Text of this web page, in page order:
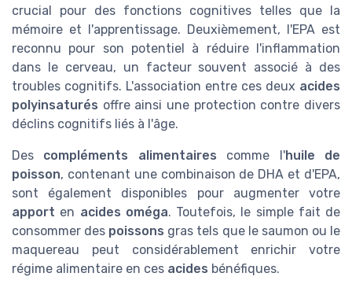
crucial pour des fonctions cognitives telles que la
mémoire et l'apprentissage. Deuxièmement, l'EPA est
reconnu pour son potentiel à réduire l'inflammation
dans le cerveau, un facteur souvent associé à des
troubles cognitifs. L'association entre ces deux acides
polyinsaturés offre ainsi une protection contre divers
déclins cognitifs liés à l'âge.
Des compléments alimentaires comme l'huile de
poisson, contenant une combinaison de DHA et d'EPA,
sont également disponibles pour augmenter votre
apport en acides oméga. Toutefois, le simple fait de
consommer des poissons gras tels que le saumon ou le
maquereau peut considérablement enrichir votre
régime alimentaire en ces acides bénéfiques.